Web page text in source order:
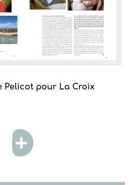
Pelicot pour La Croix